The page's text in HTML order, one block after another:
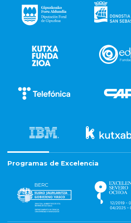
Programas de Excelencia